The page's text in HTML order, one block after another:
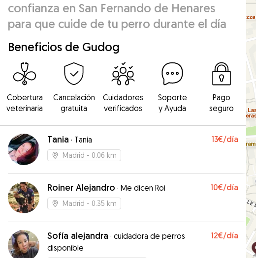
confianza en San Fernando de Henares
para que cuide de tu perro durante el día
Beneficios de Gudog
Cobertura
veterinaria
Cancelación
gratuita
Cuidadores
verificados
Soporte
y Ayuda
Pago
seguro
Tania · Tania 13€/día
Madrid - 0.06 km
Roiner Alejandro · Me dicen Roi 10€/día
Madrid - 0.35 km
Sofía alejandra · cuidadora de perros
disponible
12€/día